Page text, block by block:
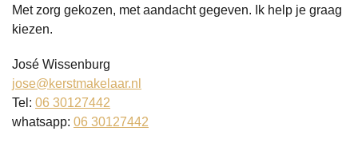
Met zorg gekozen, met aandacht gegeven. Ik help je graag
kiezen.
José Wissenburg
jose@kerstmakelaar.nl
Tel: 06 30127442
whatsapp: 06 30127442